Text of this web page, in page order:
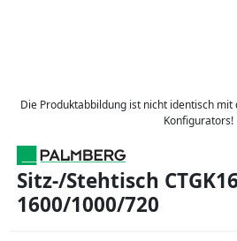
Die Produktabbildung ist nicht identisch
Konfigurators!
Sitz-/Stehtisch
1600/1000/720